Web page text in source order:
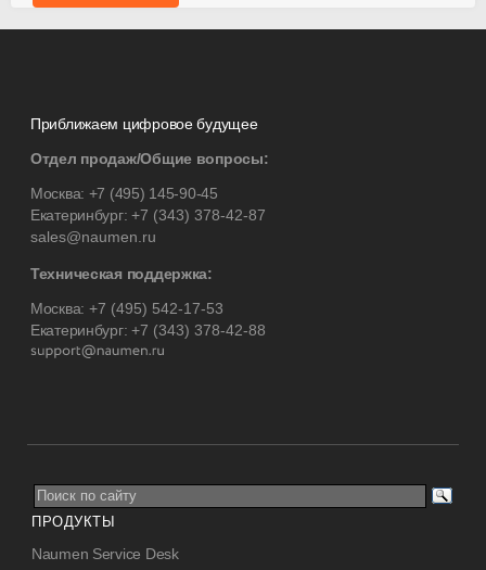
Приближаем цифровое будущее
Отдел продаж/Общие вопросы:
Москва: +7 (495) 145-90-45
Екатеринбург:+7 (343) 378-42-87
sales@naumen.ru
Техническая поддержка:
Москва: +7 (495) 542-17-53
Екатеринбург:+7 (343) 378-42-88
ПРОДУКТЫ
Naumen Service Desk